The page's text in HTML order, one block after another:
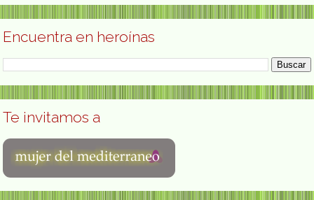
Encuentra en heroínas
Te invitamos a